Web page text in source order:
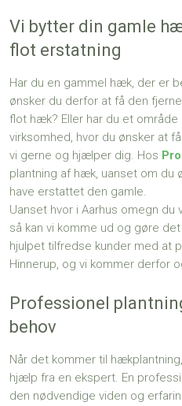
Vi bytter din gamle
flot erstatning
Har du en gammel hæk, der er
ønsker du derfor at få den
flot hæk? Eller har du et område
virksomhed, hvor du ønsker at
vi gerne og hjælper dig. Hos
plantning af hæk, uanset om du
have erstattet den gamle.
Uanset hvor i Aarhus omegn
så kan vi komme ud og gøre
hjulpet tilfredse kunder med at
Hinnerup, og vi kommer derfor
Professionel
behov
Når det kommer til
hjælp fra en ekspert. En
den nødvendige viden og